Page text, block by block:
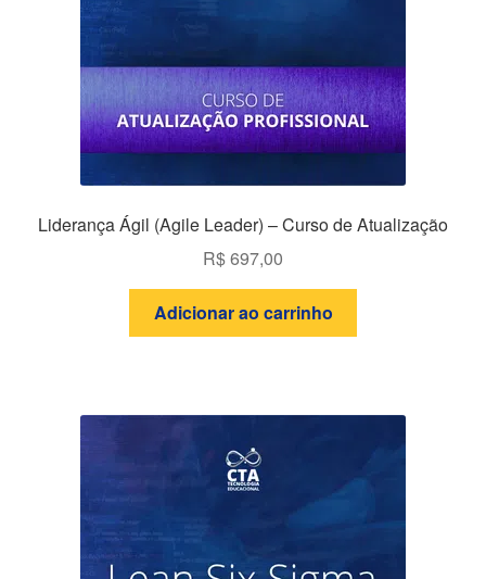
Liderança Ágil (Agile Leader) – Curso de Atualização
R$697,00
Adicionar ao carrinho